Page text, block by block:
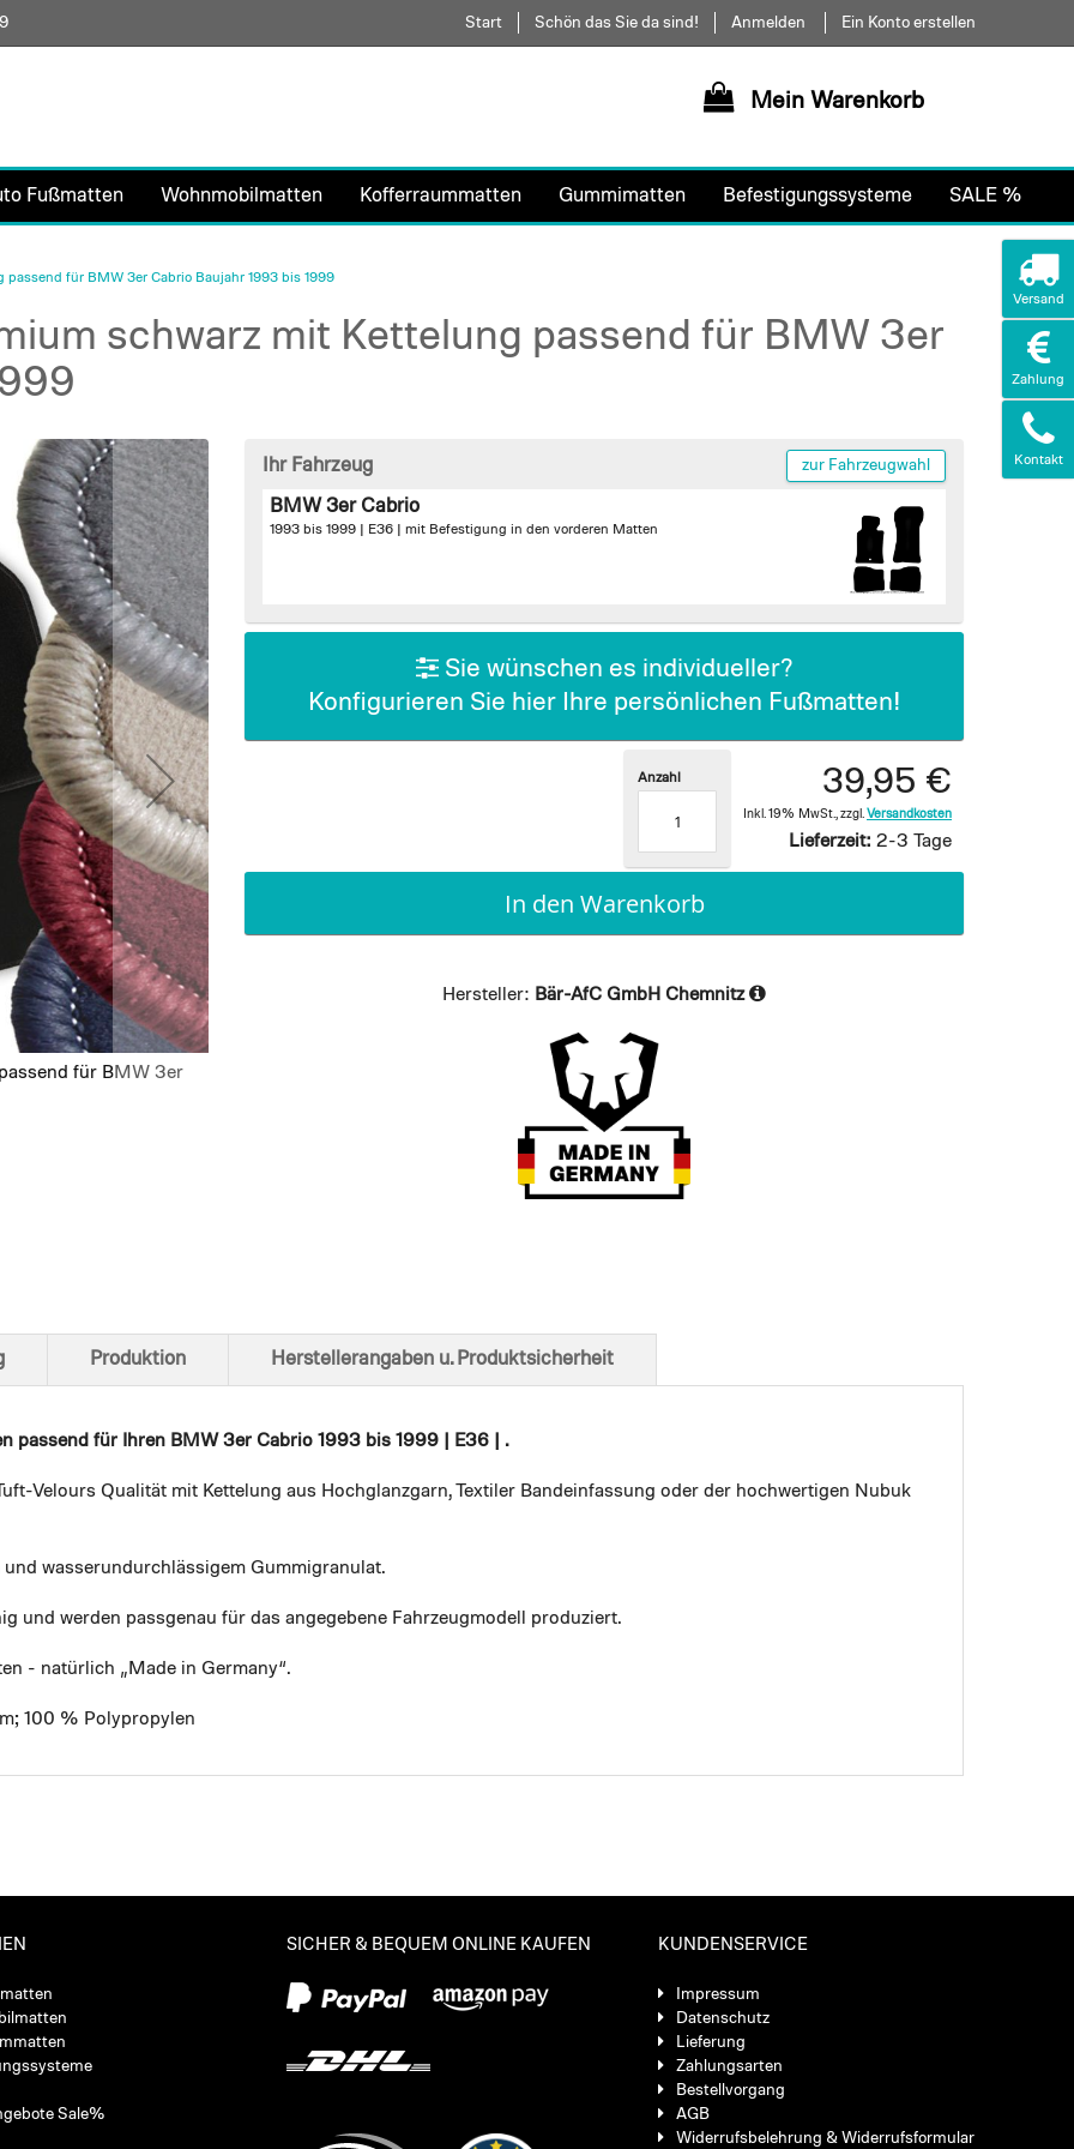
Direkt
zum
Start Schön das Sie da sind! Anmelden Ein Konto erstellen
Mein Warenkorb
Fußmatten Wohnmobilmatten Kofferraummatten Gummimatten Befestigungssysteme SALE %
für BMW 3er Cabrio Baujahr 1993 bis 1999
schwarz mit Kettelung passend für BMW 3er
für BMW 3er
Ansicht von unten
Ihr Fahrzeug zur Fahrzeugwahl
BMW 3er Cabrio
1993 bis 1999 | E36 | mit Befestigung in den vorderen Matten
Sie wünschen es individueller?
Konfigurieren Sie hier Ihre persönlichen Fußmatten!
39,95 €
Inkl. 19% MwSt. zzgl. Versandkosten
Lieferzeit: 2-3 Tage
Anzahl
In den Warenkorb
Hersteller: Bär-AfC GmbH Chemnitz
passend für Ihren BMW 3er Cabrio 1993 bis 1999 | E36 | .
Velours Qualität mit Kettelung aus Hochglanzgarn, Textiler Bandeinfassung oder der hochwertigen Nubuk
wasserundurchlässigem Gummigranulat.
und werden passgenau für das angegebene Fahrzeugmodell produziert.
- natürlich „Made in Germany“.
100 % Polypropylen
Produktion Herstellerangaben u. Produktsicherheit
Sale%
SICHER & BEQUEM ONLINE KAUFEN KUNDENSERVICE
Impressum
Datenschutz
Lieferung
Zahlungsarten
Bestellvorgang
AGB
Widerrufsbelehrung & Widerrufsformular
Versand
Zahlung
Kontakt